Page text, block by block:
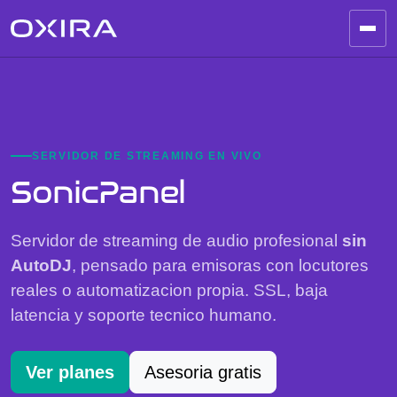
SERVIDOR DE STREAMING EN VIVO
SonicPanel
Servidor de streaming de audio profesional sin
AutoDJ, pensado para emisoras con locutores
reales o automatizacion propia. SSL, baja
latencia y soporte tecnico humano.
Ver planes Asesoria gratis